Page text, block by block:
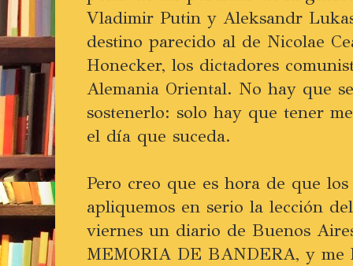
Vladimir Putin y Aleksandr
destino parecido al de Nicolae
Honecker, los dictadores
Alemania Oriental. No hay que
sostenerlo: solo hay que tener
el día que suceda.
Pero creo que es hora de que
apliquemos en serio la lección
viernes un diario de Buenos
MEMORIA DE BANDERA, y me